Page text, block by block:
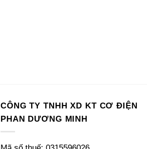
CÔNG TY TNHH XD KT CƠ ĐIỆN
PHAN DƯƠNG MINH